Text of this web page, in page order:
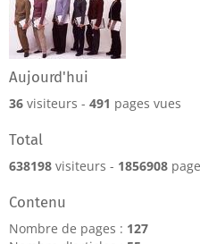
Aujourd'hui
36 visiteurs - 491 pages vues
Total
638198 visiteurs - 1856908
Contenu
Nombre de pages : 127